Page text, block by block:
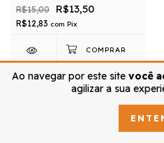
Ao navegar por este site você
agilizar a sua
R$15,00 R$13,50
R$12,83 com Pix
MOSTRAR